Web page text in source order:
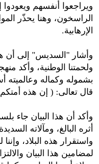
ويراجعوا أنفسهم
الراسخون، وهنا يحذّر
الإرهابية.
وأشار "السديس" إلى أن
ولحمتنا الوطنية، وأكد
بشموله وكماله
قال تعالى: ( إن هذه
وأكد أن هذا البيان جاء
أثره البالغ، ومآلاته
واستقرار هذه البلاد،
لمضامين هذا البيان